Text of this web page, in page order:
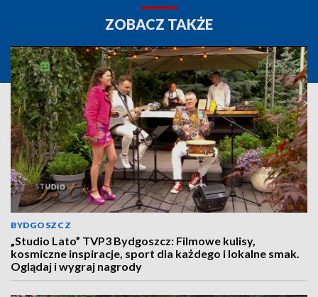
ZOBACZ TAKŻE
BYDGOSZCZ
„Studio Lato” TVP3 Bydgoszcz: Filmowe kulisy,
kosmiczne inspiracje, sport dla każdego i lokalne smak.
Oglądaj i wygraj nagrody